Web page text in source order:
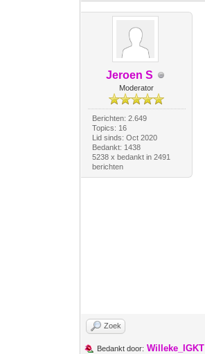
Jeroen S
Moderator
Berichten: 2.649
Topics: 16
Lid sinds: Oct 2020
Bedankt: 1438
5238 x bedankt in 2491
berichten
Zoek
Bedankt door: Willeke_IGKT